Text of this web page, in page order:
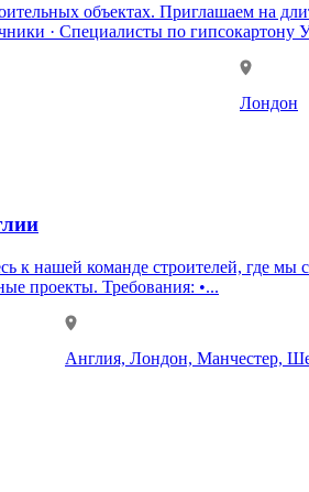
Приглашаем на длительный срок
Лондон
мотивированных специалистов, готовых вносить вклад в крупные проекты. Требования: •...
Англия, Лондон, Манчестер,